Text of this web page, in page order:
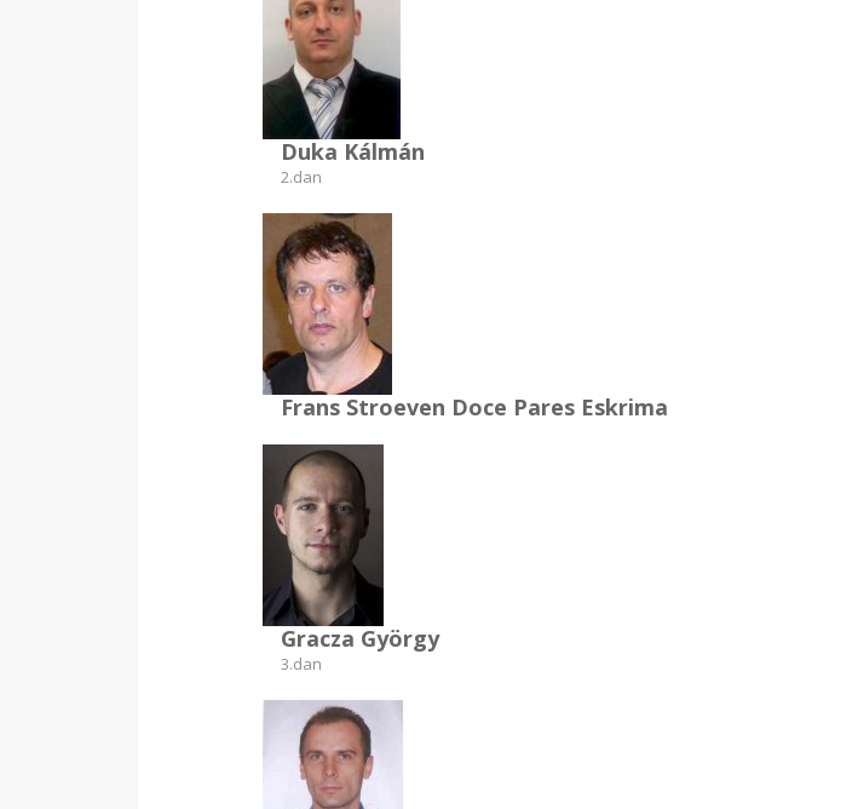
Duka Kálmán
2.dan
Frans Stroeven Doce Pares Eskrima
Gracza György
3.dan